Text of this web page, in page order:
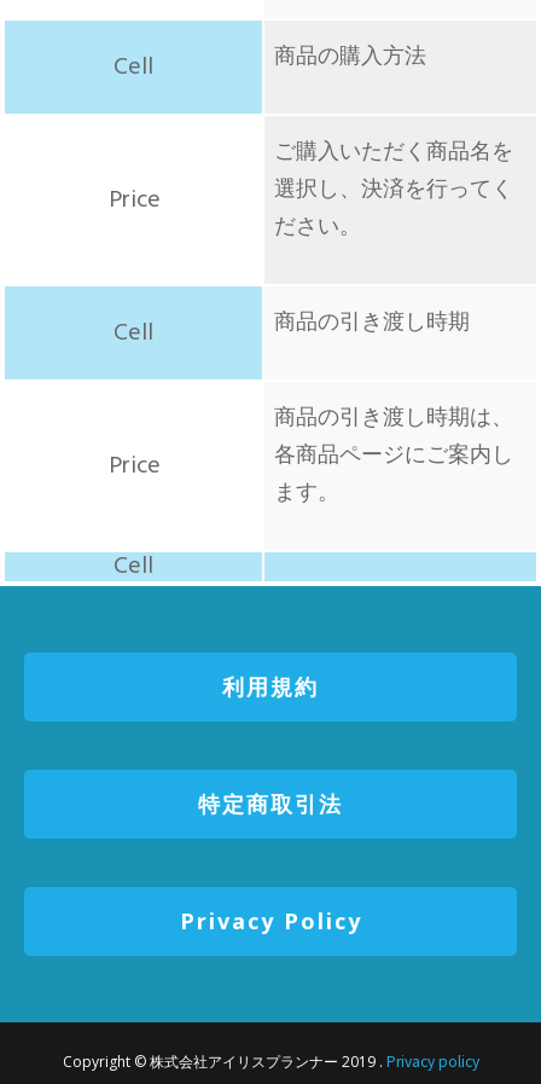
商品の購入方法
ご購入いただく商品名を
選択し、決済を行ってく
ださい。
商品の引き渡し時期
商品の引き渡し時期は、
各商品ページにご案内し
ます。
利用規約
特定商取引法
Privacy Policy
Copyright ©株式会社アイリスプランナー 2019 . Privacy policy